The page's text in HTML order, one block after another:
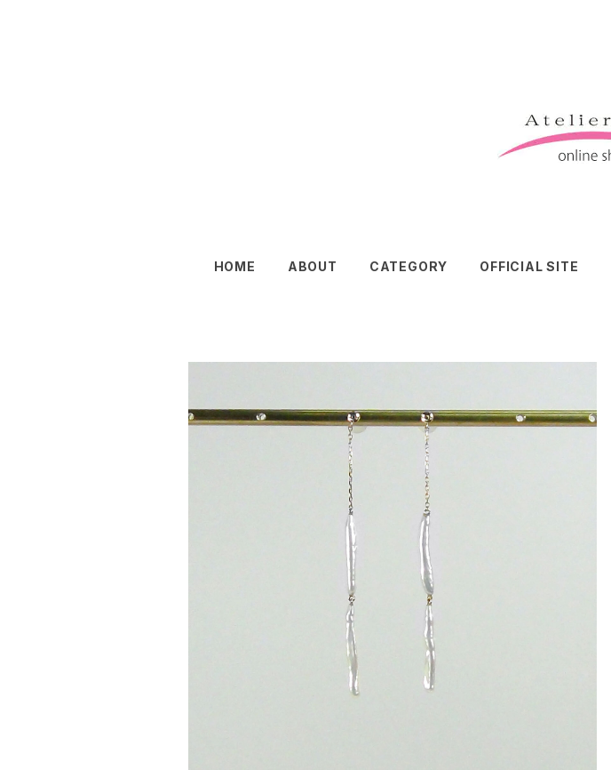
HOME ABOUT CATEGORY OFFICIAL SITE